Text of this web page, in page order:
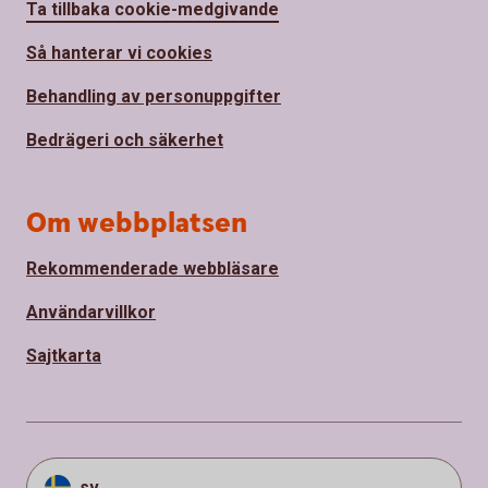
Ta tillbaka cookie-medgivande
Så hanterar vi cookies
Behandling av personuppgifter
Bedrägeri och säkerhet
Om webbplatsen
Rekommenderade webbläsare
Användarvillkor
Sajtkarta